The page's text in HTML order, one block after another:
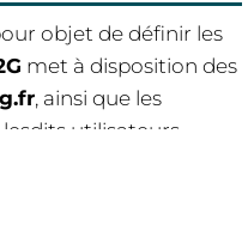
objet de définir les
met à disposition des
, ainsi que les
utilisateurs